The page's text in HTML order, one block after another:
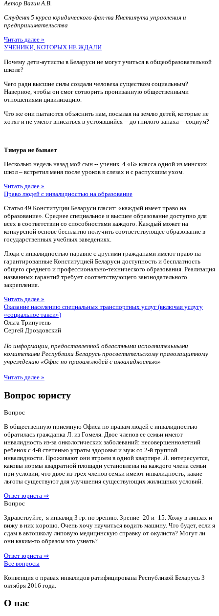
Автор Вагин А.В.
Студент 5 курса юридического фак-та Института управления и
предпринимательства
Читать далее »
УЧЕНИКИ, КОТОРЫХ НЕ ЖДАЛИ
Почему дети-аутисты в Беларуси не могут учиться в общеобразовательной
школе?
Чего ради высшие силы создали человека существом социальным?
Наверное, чтобы он смог сотворить пронизанную общественными
отношениями цивилизацию.
Что же они пытаются объяснить нам, посылая на землю детей, которые не
хотят и не умеют вписаться в устоявшийся -- до гнилого запаха -- социум?
Тимура не бывает
Несколько недель назад мой сын -- ученик 4 «Б» класса одной из минских
школ – встретил меня после уроков в слезах и с распухшим ухом.
Читать далее »
Право людей с инвалидностью на образование
Статья 49 Конституции Беларуси гласит: «каждый имеет право на
образование». Среднее специальное и высшее образование доступно для
всех в соответствии со способностями каждого. Каждый может на
конкурсной основе бесплатно получить соответствующее образование в
государственных учебных заведениях.
Люди с инвалидностью наравне с другими гражданами имеют право на
гарантированные Конституцией Беларуси доступность и бесплатность
общего среднего и профессионально-технического образования. Реализация
названных гарантий требует соответствующего законодательного
закрепления.
Читать далее »
Оказание населению специальных транспортных услуг (включая услугу
«социальное такси»)
Ольга Трипутень
Сергей Дроздовский
По информации, предоставленной областными исполнительными
комитетами Республики Беларусь просветительскому правозащитному
учреждению «Офис по правам людей с инвалидностью»
Читать далее »
Вопрос юристу
Вопрос
В общественную приемную Офиса по правам людей с инвалидностью
обратилась гражданка Л. из Гомеля. Двое членов ее семьи имеют
инвалидность из-за онкологических заболеваний: несовершеннолетний
ребенок с 4-й степенью утраты здоровья и муж со 2-й группой
инвалидности. Проживают они втроем в одной квартире. Л. интересуется,
каковы нормы квадратной площади установлены на каждого члена семьи
при условии, что двое из трех членов семьи имеют инвалидность; какие
льготы существуют для улучшения существующих жилищных условий.
Ответ юриста ⇒
Вопрос
Здравствуйте, я инвалид 3 гр. по зрению. Зрение -20 и -15. Хожу в линзах и
вижу в них хорошо. Очень хочу научиться водить машину. Что будет, если я
сдам в автошколу липовую медицинскую справку от окулиста? Могут ли
они каким-то образом это узнать?
Ответ юриста ⇒
Все вопросы
Конвенция о правах инвалидов ратифицирована Республикой Беларусь 3
октября 2016 года.
О нас